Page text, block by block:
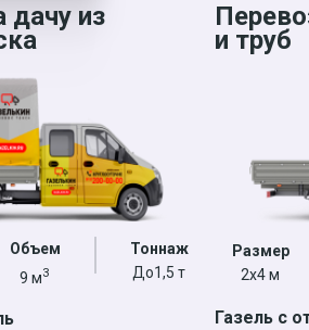
дачу из
Объем
9 м3
Тоннаж
До1,5 т
и труб
Размер
2х4 м
Газель с